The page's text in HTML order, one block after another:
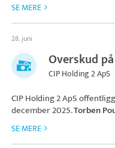
SE MERE
28. juni
Overskud
CIP Holding 2 ApS
CIP Holding 2 ApS
december 2025.Torben
SE MERE